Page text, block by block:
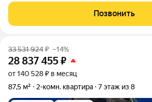
Ашманна (озеро, тенистые аллеи, зоны
парковую зону (без
Позвонить
33 531 924₽ –14%
28 837 455₽
от 140 528 ₽ в месяц
87,5 м²
2-комн. квартира 7 этаж из 8